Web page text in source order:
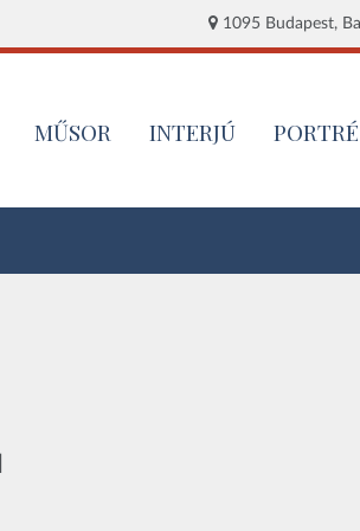
1095 Budapest,
MŰSOR INTERJÚ PORTRÉ